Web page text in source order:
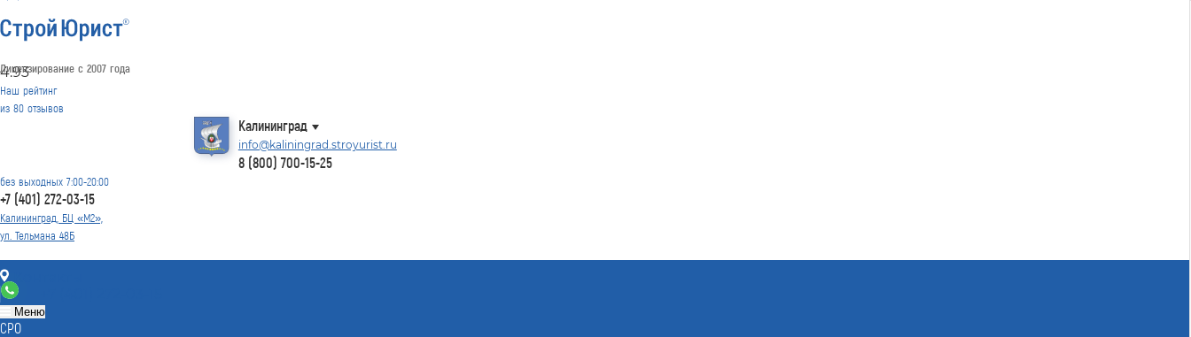
Лицензирование с 2007 года
4.93
Наш рейтинг
из 80 отзывов
Калининград
info@kaliningrad.stroyurist.ru
8 (800) 700-15-25
без выходных 7:00-20:00
+7 (401) 272-03-15
Калининград, БЦ «М2»,
ул. Тельмана 48Б
Контакты
Меню
СРО